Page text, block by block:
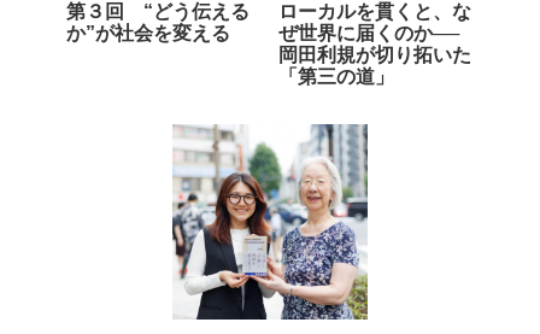
第３回 “どう伝える
か”が社会を変える
ローカルを貫くと、な
ぜ世界に届くのか──
岡田利規が切り拓いた
「第三の道」